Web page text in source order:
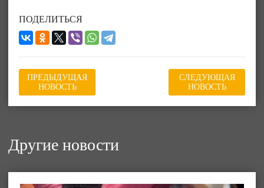
ПОДЕЛИТЬСЯ
ПРЕДЫДУЩАЯ
НОВОСТЬ
СЛЕДУЮЩАЯ
НОВОСТЬ
Другие новости